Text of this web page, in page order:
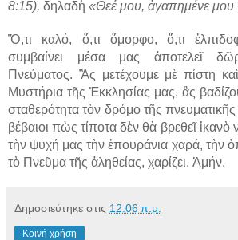
8:15), δηλαδὴ «Θεέ μου, ἀγαπημένε μου
Ὅ,τι καλό, ὅ,τι ὄμορφο, ὅ,τι
συμβαίνει μέσα μας ἀποτελεῖ
Πνεύματος. Ἂς μετέχουμε μὲ πίστη
Μυστήρια τῆς Ἐκκλησίας μας, ἂς
σταθερότητα τὸν δρόμο τῆς
βέβαιοι πὼς τίποτα δὲν θὰ βρεθεῖ
τὴν ψυχή μας τὴν ἐπουράνια χαρά, τὴν
τὸ Πνεῦμα τῆς ἀληθείας, χαρίζει. Ἀμήν.
Δημοσιεύτηκε στις 12:06 π.μ.
Κοινή χρήση